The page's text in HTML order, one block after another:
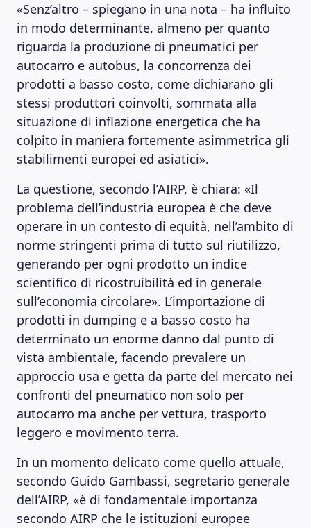
«Senz’altro – spiegano in una nota – ha influito
in modo determinante, almeno per quanto
riguarda la produzione di pneumatici per
autocarro e autobus, la concorrenza dei
prodotti a basso costo, come dichiarano gli
stessi produttori coinvolti, sommata alla
situazione di inflazione energetica che ha
colpito in maniera fortemente asimmetrica gli
stabilimenti europei ed asiatici».
La questione, secondo l’AIRP, è chiara: «Il
problema dell’industria europea è che deve
operare in un contesto di equità, nell’ambito di
norme stringenti prima di tutto sul riutilizzo,
generando per ogni prodotto un indice
scientifico di ricostruibilità ed in generale
sull’economia circolare». L’importazione di
prodotti in dumping e a basso costo ha
determinato un enorme danno dal punto di
vista ambientale, facendo prevalere un
approccio usa e getta da parte del mercato nei
confronti del pneumatico non solo per
autocarro ma anche per vettura, trasporto
leggero e movimento terra.
In un momento delicato come quello attuale,
secondo Guido Gambassi, segretario generale
dell’AIRP, «è di fondamentale importanza
secondo AIRP che le istituzioni europee